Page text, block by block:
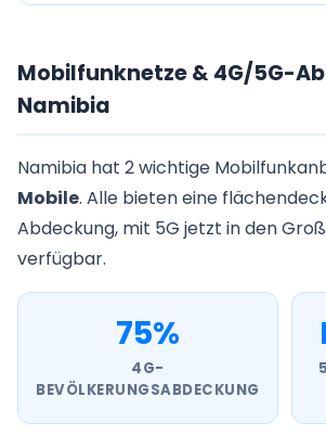
Mobilfunknetze & 4G/5G-
Namibia
Namibia hat 2 wichtige
Mobile. Alle bieten eine
Abdeckung, mit 5G jetzt in den
verfügbar.
75%
4G-
BEVÖLKERUNGSABDECKUNG